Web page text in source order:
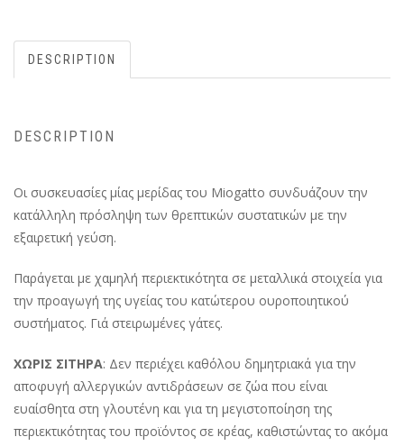
DESCRIPTION
DESCRIPTION
Οι συσκευασίες μίας μερίδας του Miogatto συνδυάζουν την
κατάλληλη πρόσληψη των θρεπτικών συστατικών με την
εξαιρετική γεύση.
Παράγεται με χαμηλή περιεκτικότητα σε μεταλλικά στοιχεία για
την προαγωγή της υγείας του κατώτερου ουροποιητικού
συστήματος. Γιά στειρωμένες γάτες.
ΧΩΡΙΣ ΣΙΤΗΡΑ: Δεν περιέχει καθόλου δημητριακά για την
αποφυγή αλλεργικών αντιδράσεων σε ζώα που είναι
ευαίσθητα στη γλουτένη και για τη μεγιστοποίηση της
περιεκτικότητας του προϊόντος σε κρέας, καθιστώντας το ακόμα